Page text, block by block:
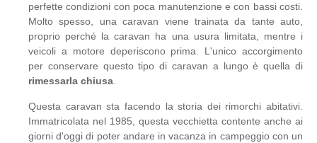
perfette condizioni con poca manutenzione e con bassi costi.
Molto spesso, una caravan viene trainata da tante auto,
proprio perché la caravan ha una usura limitata, mentre i
veicoli a motore deperiscono prima. L'unico accorgimento
per conservare questo tipo di caravan a lungo è quella di
rimessarla chiusa.
Questa caravan sta facendo la storia dei rimorchi abitativi.
Immatricolata nel 1985, questa vecchietta contente anche ai
giorni d'oggi di poter andare in vacanza in campeggio con un